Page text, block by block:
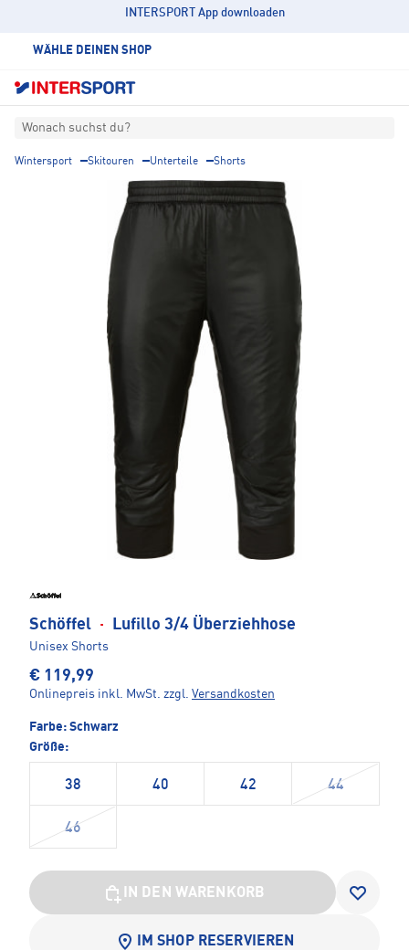
INTERSPORT App downloaden
WÄHLE DEINEN SHOP
Wonach suchst du?
Wintersport Skitouren Unterteile Shorts
Schöffel · Lufillo 3/4 Überziehhose
Unisex Shorts
€ 119,99
Onlinepreis inkl. MwSt. zzgl. Versandkosten
Farbe: Schwarz
Größe:
38 40 42 44
46
IN DEN WARENKORB
IM SHOP RESERVIEREN